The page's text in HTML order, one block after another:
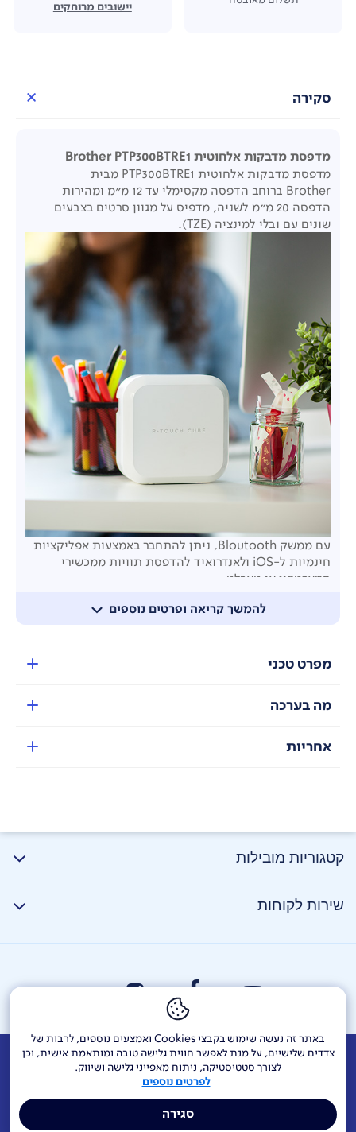
באתר זה נעשה שימוש בקבצי Cookies ואמצעים נוספים, לרבות של
צדדים שלישיים, על מנת לאפשר חווית גלישה טובה ומותאמת אישית, וכן
לצורך סטטיסטיקה, ניתוח מאפייני גלישה ושיווק.
לפרטים נוספים
סגירה
יישובים מרוחקים
סקירה
להמשך קריאה ופרטים נוספים
מדפסת מדבקות אלחוטית Brother PTP300BTRE1
מדפסת מדבקות אלחוטית PTP300BTRE1 מבית
Brother ברוחב הדפסה מקסימלי עד 12 מ"מ ומהירות
הדפסה 20 מ"מ לשניה, מדפיס על מגוון סרטים בצבעים
שונים עם ובלי למינציה (TZE).
עם ממשק Bloutooth, ניתן להתחבר באמצעות אפליקציות
חינמיות ל-iOS ולאנדרואיד להדפסת תוויות ממכשירי
סמארטפון או טאבלט.
כלול בערכה) .
מפרט טכני
מה בערכה
אחריות
קטגוריות מובילות
שירות לקוחות
אודות דרושים צור קשר Investor Relations
הודעות חברה
מוקדי שירות ופניות ציבור
144 בזק בינלאומי
אתר הרכש